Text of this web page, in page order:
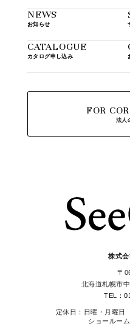
株式
〒
北海道札幌市
TEL：
定休日：日曜・月曜日
ショールー
NEWS
お知らせ
CATALOGUE
カタログ申し込み
FOR
法人